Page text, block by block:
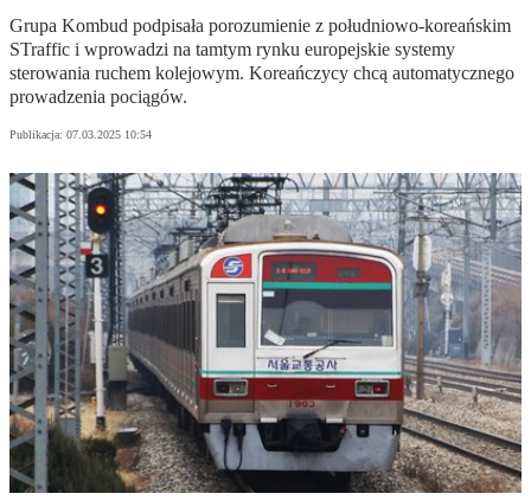
Grupa Kombud podpisała porozumienie z południowo-koreańskim
STraffic i wprowadzi na tamtym rynku europejskie systemy
sterowania ruchem kolejowym. Koreańczycy chcą automatycznego
prowadzenia pociągów.
Publikacja: 07.03.2025 10:54